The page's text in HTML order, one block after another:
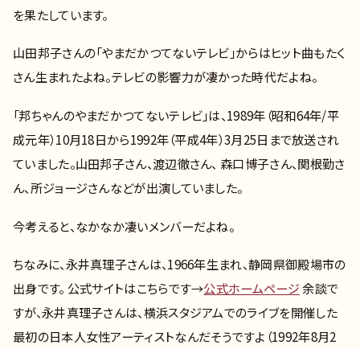
を果たしています。
山田邦子さんの「やまだかつてないテレビ」からはヒット曲もたく
さん生まれたよね。テレビの影響力が凄かった時代だよね。
「邦ちゃんのやまだかつてないテレビ」は、1989年（昭和64年/平
成元年）10月18日から1992年（平成4年）3月25日まで放送され
ていました。山田邦子さん、渡辺徹さん、 森口博子さん、関根勤さ
ん、所ジョージさんなどが出演していました。
今考えると、なかなか凄いメンバーだよね。
ちなみに、永井真理子さんは、1966年生まれ、静岡県御殿場市の
出身です。 公式サイトはこちらです→公式ホームページ余談で
すが、永井真理子さんは、横浜スタジアムでのライブを開催した
最初の日本人女性アーティストなんだそうですよ（1992年8月2